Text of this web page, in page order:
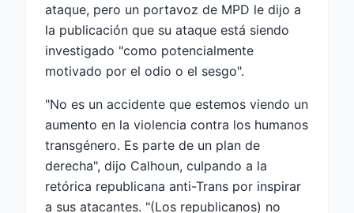
ataque, pero un portavoz de MPD le dijo a
la publicación que su ataque está siendo
investigado "como potencialmente
motivado por el odio o el sesgo".
"No es un accidente que estemos viendo un
aumento en la violencia contra los humanos
transgénero. Es parte de un plan de
derecha", dijo Calhoun, culpando a la
retórica republicana anti-Trans por inspirar
a sus atacantes. "(Los republicanos) no